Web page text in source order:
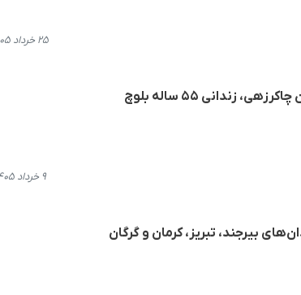
۲۵ خرداد ۱۴۰۵، ۱۴:۱۱
زندانی ۵۵ ساله بلوچ
۹ خرداد ۱۴۰۵، ۱۱:۵۴
بیرجند، تبریز، کرمان و گرگان